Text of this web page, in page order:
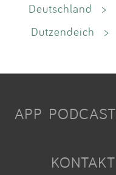
Deutschland >
Dutzendeich
>
APP PODCAST
KONTAKT